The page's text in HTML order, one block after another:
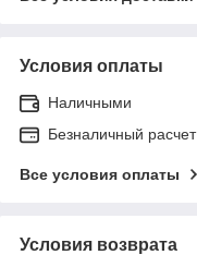
Условия оплаты
Наличными
Безналичный расчет
Все условия оплаты
Условия возврата